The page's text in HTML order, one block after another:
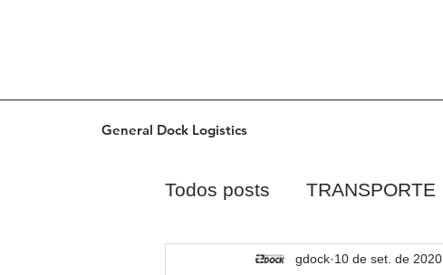
General Dock Logistics
Todos posts TRANSPORTE
TECNOLOGIA
gdock 10 de set. de 2020